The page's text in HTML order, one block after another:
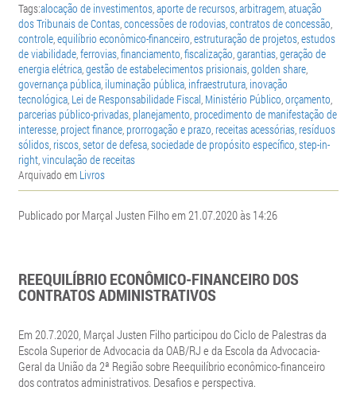
Tags:alocação de investimentos,aporte de recursos,arbitragem,atuação
dos Tribunais de Contas,concessões de rodovias,contratos de concessão,
controle,equilíbrio econômico-financeiro,estruturação de projetos,estudos
de viabilidade,ferrovias,financiamento,fiscalização,garantias,geração de
energia elétrica,gestão de estabelecimentos prisionais,golden share,
governança pública, iluminação pública, infraestrutura, inovação
tecnológica, Lei de Responsabilidade Fiscal, Ministério Público,orçamento,
parcerias público-privadas, planejamento, procedimento de manifestação de
interesse, project finance, prorrogação e prazo, receitas acessórias, resíduos
sólidos, riscos,setor de defesa,sociedade de propósito específico,step-in-
right,vinculação de receitas
Arquivado em Livros
Publicado por Marçal Justen Filho em 21.07.2020 às 14:26
REEQUILÍBRIO ECONÔMICO-FINANCEIRO DOS
CONTRATOS ADMINISTRATIVOS
Em 20.7.2020, Marçal Justen Filho participou do Ciclo de Palestras da
Escola Superior de Advocacia da OAB/RJ e da Escola da Advocacia-
Geral da União da 2ª Região sobre Reequilíbrio econômico-financeiro
dos contratos administrativos. Desafios e perspectiva.